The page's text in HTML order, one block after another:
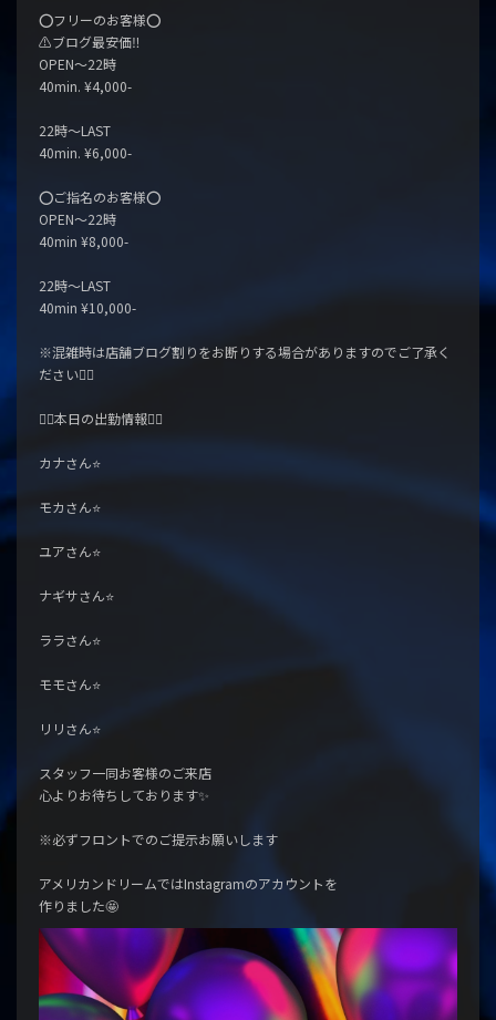
⭕️フリーのお客様⭕️
⚠️ブログ最安価‼️
OPEN〜22時
40min. ¥4,000-
22時〜LAST
40min. ¥6,000-
⭕️ご指名のお客様⭕️
OPEN〜22時
40min ¥8,000-
22時〜LAST
40min ¥10,000-
※混雑時は店舗ブログ割りをお断りする場合がありますのでご了承く
ださい🙇‍♂️
🧞‍♀️本日の出勤情報🧞‍♀️
カナさん⭐️
モカさん⭐️
ユアさん⭐️
ナギサさん⭐️
ララさん⭐️
モモさん⭐️
リリさん⭐️
スタッフ一同お客様のご来店
心よりお待ちしております✨
※必ずフロントでのご提示お願いします
アメリカンドリームではInstagramのアカウントを
作りました🤩